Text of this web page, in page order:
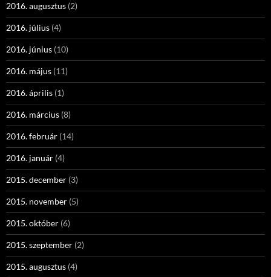
2016. augusztus (2)
2016. július (4)
2016. június (10)
2016. május (11)
2016. április (1)
2016. március (8)
2016. február (14)
2016. január (4)
2015. december (3)
2015. november (5)
2015. október (6)
2015. szeptember (2)
2015. augusztus (4)